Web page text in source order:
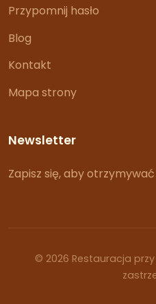
Przypomnij hasło
Blog
Kontakt
Mapa strony
Newsletter
Zapisz się, aby
© 2026 Restauracja